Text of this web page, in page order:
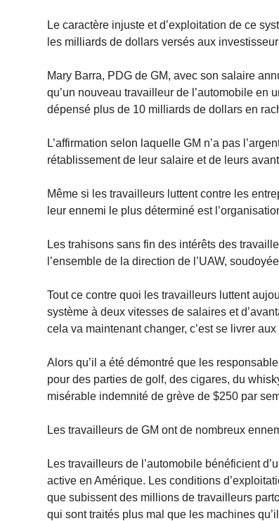
Le caractère injuste et d’exploitation de ce
les milliards de dollars versés aux
Mary Barra, PDG de GM, avec son salaire
qu’un nouveau travailleur de l’automobile en
dépensé plus de 10 milliards de dollars en
L’affirmation selon laquelle GM n’a pas
rétablissement de leur salaire et de leurs
Même si les travailleurs luttent contre les
leur ennemi le plus déterminé est
Les trahisons sans fin des intérêts des
l’ensemble de la direction de l’UAW,
Tout ce contre quoi les travailleurs luttent
système à deux vitesses de salaires et
cela va maintenant changer, c’est se livrer
Alors qu’il a été démontré que les
pour des parties de golf, des cigares, du
misérable indemnité de grève de $250 par
Les travailleurs de GM ont de nombreux
Les travailleurs de l’automobile bénéficient
active en Amérique. Les conditions
que subissent des millions de travailleurs
qui sont traités plus mal que les machines